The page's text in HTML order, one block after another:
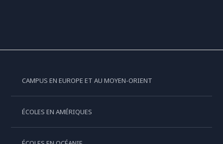
CAMPUS EN EUROPE ET AU MOYEN-ORIENT
ÉCOLES EN AMÉRIQUES